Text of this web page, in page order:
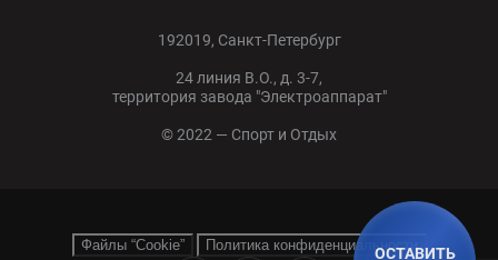
ОСТАВИТЬ
192019, Санкт-Петербург
24 линия В.О., д. 3-7,
территория завода "Электроаппарат"
© 2022 — Спорт и Отдых
Файлы “Cookie” Политика конфиденциальности